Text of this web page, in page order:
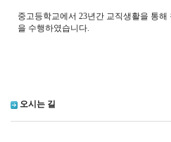
중고등학교에서 23년간 교직생활을 통
을 수행하였습니다.
오시는 길